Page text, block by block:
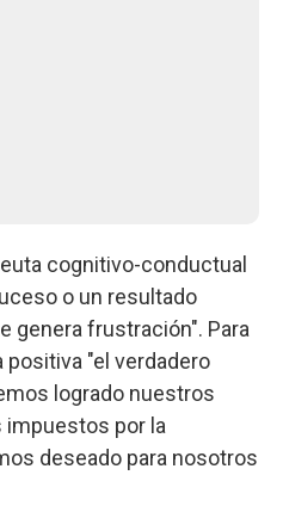
cognitivo-conductual
o un resultado
genera frustración". Para
positiva "el verdadero
logrado nuestros
impuestos por la
deseado para nosotros